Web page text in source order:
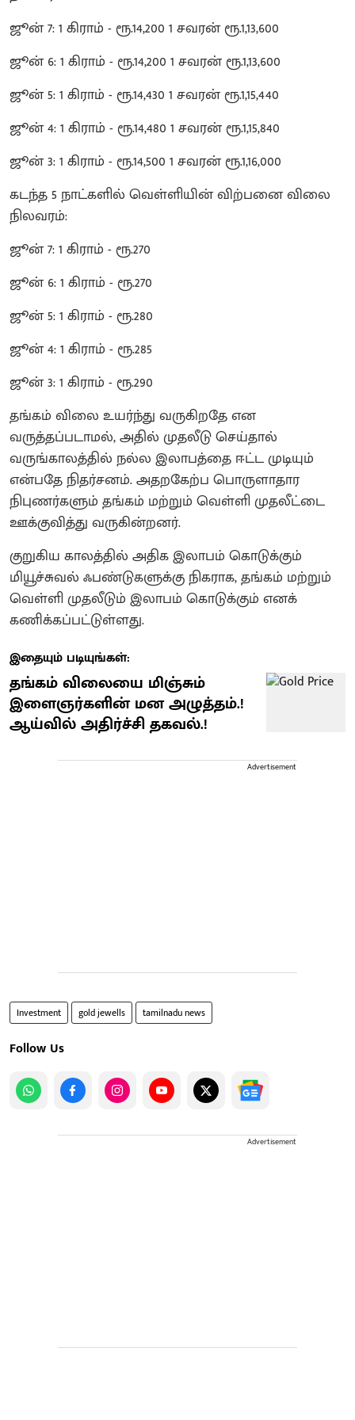
ஜூன் 7: 1 கிராம் - ரூ.14,200 1 சவரன் ரூ.1,13,600
ஜூன் 6: 1 கிராம் - ரூ.14,200 1 சவரன் ரூ.1,13,600
ஜூன் 5: 1 கிராம் - ரூ.14,430 1 சவரன் ரூ.1,15,440
ஜூன் 4: 1 கிராம் - ரூ.14,480 1 சவரன் ரூ.1,15,840
ஜூன் 3: 1 கிராம் - ரூ.14,500 1 சவரன் ரூ.1,16,000
கடந்த 5 நாட்களில் வெள்ளியின் விற்பனை விலை
நிலவரம்:
ஜூன் 7: 1 கிராம் - ரூ.270
ஜூன் 6: 1 கிராம் - ரூ.270
ஜூன் 5: 1 கிராம் - ரூ.280
ஜூன் 4: 1 கிராம் - ரூ.285
ஜூன் 3: 1 கிராம் - ரூ.290
தங்கம் விலை உயர்ந்து வருகிறதே என
வருத்தப்படாமல், அதில் முதலீடு செய்தால்
வருங்காலத்தில் நல்ல இலாபத்தை ஈட்ட முடியும்
என்பதே நிதர்சனம். அதறகேற்ப பொருளாதார
நிபுணர்களும் தங்கம் மற்றும் வெள்ளி முதலீட்டை
ஊக்குவித்து வருகின்றனர்.
குறுகிய காலத்தில் அதிக இலாபம் கொடுக்கும்
மியூச்சுவல் ஃபண்டுகளுக்கு நிகராக, தங்கம் மற்றும்
வெள்ளி முதலீடும் இலாபம் கொடுக்கும் எனக்
கணிக்கப்பட்டுள்ளது.
இதையும் படியுங்கள்:
தங்கம் விலையை மிஞ்சும்
இளைஞர்களின் மன அழுத்தம்.!
ஆய்வில் அதிர்ச்சி தகவல்.!
Advertisement
Investment gold jewells tamilnadu news
Follow Us
Advertisement